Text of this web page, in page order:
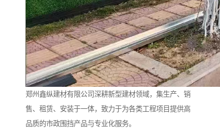
郑州鑫纵建材有限公司深耕新型建材领域，集生产、销
售、租赁、安装于一体，致力于为各类工程项目提供高
品质的市政围挡产品与专业化服务。